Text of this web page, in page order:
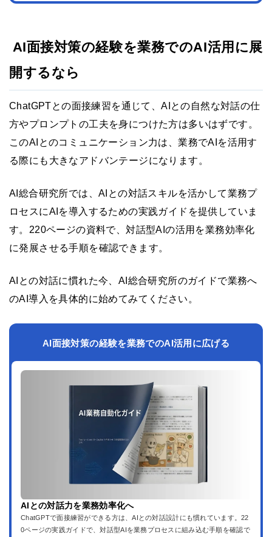
AI面接対策の経験を業務でのAI活用に展
開するなら
ChatGPTとの面接練習を通じて、AIとの自然な対話の仕
方やプロンプトの工夫を身につけた方は多いはずです。
このAIとのコミュニケーション力は、業務でAIを活用す
る際にも大きなアドバンテージになります。
AI総合研究所では、AIとの対話スキルを活かして業務プ
ロセスにAIを導入するための実践ガイドを提供していま
す。220ページの資料で、対話型AIの活用を業務効率化
に発展させる手順を確認できます。
AIとの対話に慣れた今、AI総合研究所のガイドで業務へ
のAI導入を具体的に始めてみてください。
AI面接対策の経験を業務でのAI活用に広げる
AIとの対話力を業務効率化へ
ChatGPTで面接練習ができる方は、AIとの対話設計にも慣れています。22
0ページの実践ガイドで、対話型AIを業務プロセスに組み込む手順を確認で